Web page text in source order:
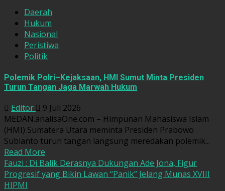
Daerah
Hukum
Nasional
Peristiwa
Politik
Polemik Polri–Kejaksaan, HMI Sumut Minta Presiden
Turun Tangan Jaga Marwah Hukum
Editor
9 Juli 2026
MEDAN.analisaOne.com – Himpunan Mahasiswa Islam
(HMI) Sumatera Utara meminta Presiden Prabowo
Subianto turun tangan langsung meredakan polemik...
Read More
Fauzi : Di Balik Derasnya Dukungan Ade Jona, Figur
Progresif yang Bikin Lawan “Panik” Jelang Munas XVIII
HIPMI